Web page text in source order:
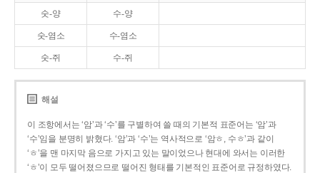
숫-양 수-양
숫-염소 수-염소
숫-쥐 수-쥐
해설
이 조항에서는 ‘암’과 ‘수’를 구별하여 쓸 때의 기본적 표준어는 ‘암’과
‘수’임을 분명히 밝혔다. ‘암’과 ‘수’는 역사적으로 ‘암ㅎ, 수ㅎ’과 같이
‘ㅎ’을 맨 마지막 음으로 가지고 있는 말이었으나 현대에 와서는 이러한
‘ㅎ’이 모두 떨어졌으므로 떨어진 형태를 기본적인 표준어로 규정하였다.